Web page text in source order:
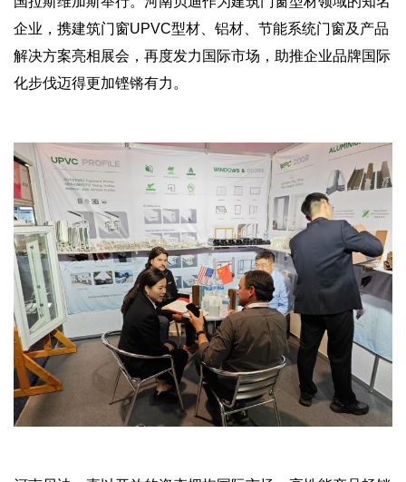
企业，携建筑门窗UPVC型材、铝材、节能系统门窗及产品
解决方案亮相展会，再度发力国际市场，助推企业品牌国际
化步伐迈得更加铿锵有力。